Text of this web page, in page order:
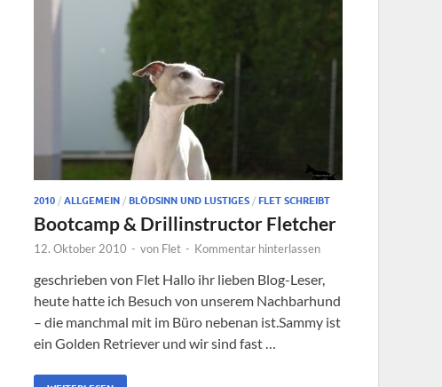
2010 / ALLGEMEIN / BLÖDSINN UND LUSTIGES / FLET SCHREIBT
Bootcamp & Drillinstructor Fletcher
12. Oktober 2010 - von Flet - Kommentar hinterlassen
geschrieben von Flet Hallo ihr lieben Blog-Leser,
heute hatte ich Besuch von unserem Nachbarhund
– die manchmal mit im Büro nebenan ist.Sammy ist
ein Golden Retriever und wir sind fast …